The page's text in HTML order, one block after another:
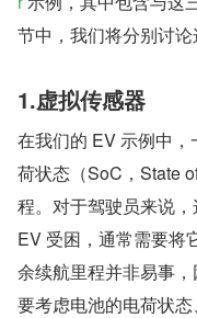
节中，我们将分别讨论
1.虚拟传感器
在我们的 EV 示例中
荷状态（SoC，State
程。对于驾驶员来说
EV 受困，通常需要将
余续航里程并非易事
要考虑电池的电荷状